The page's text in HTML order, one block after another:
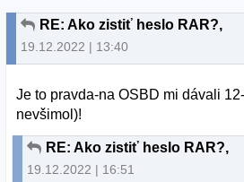
RE: Ako zistiť heslo RAR?,
19.12.2022 | 13:40
Je to pravda-na OSBD mi dávali
nevšimol)!
RE: Ako zistiť heslo RAR?,
19.12.2022 | 16:51